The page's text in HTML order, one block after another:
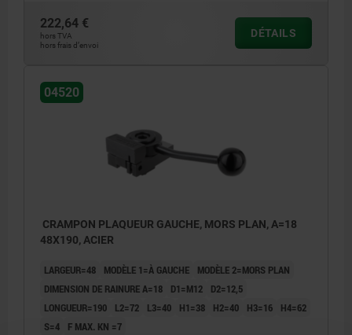
222,64 €
hors TVA
hors frais d’envoi
DÉTAILS
04520
CRAMPON PLAQUEUR GAUCHE, MORS PLAN, A=18
48X190, ACIER
LARGEUR=48 MODÈLE 1=À GAUCHE
MODÈLE 2=MORS PLAN
DIMENSION DE RAINURE A=18
D1=M12
D2=12,5
LONGUEUR=190
L2=72 L3=40 H1=38 H2=40 H3=16
H4=62
S=4
F MAX. KN =7